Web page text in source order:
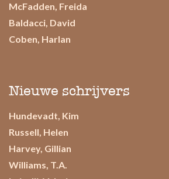
McFadden, Freida
Baldacci, David
Coben, Harlan
Nieuwe schrijvers
Hundevadt, Kim
Russell, Helen
Harvey, Gillian
Williams, T.A.